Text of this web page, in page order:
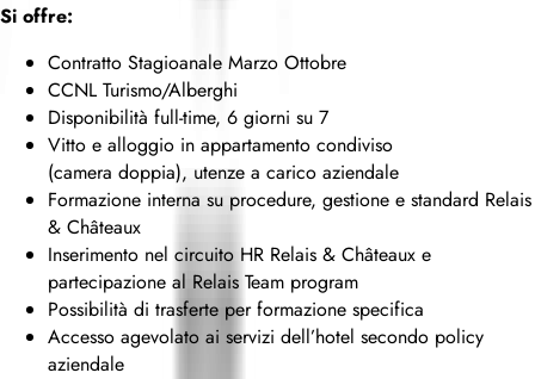
Si offre:
Contratto Stagioanale Marzo Ottobre
CCNL Turismo/Alberghi
Disponibilità full-time, 6 giorni su 7
Vitto e alloggio in appartamento condiviso
(camera doppia), utenze a carico aziendale
Formazione interna su procedure, gestione e standard Relais
& Châteaux
Inserimento nel circuito HR Relais & Châteaux e
partecipazione al Relais Team program
Possibilità di trasferte per formazione specifica
Accesso agevolato ai servizi dell’hotel secondo policy
aziendale